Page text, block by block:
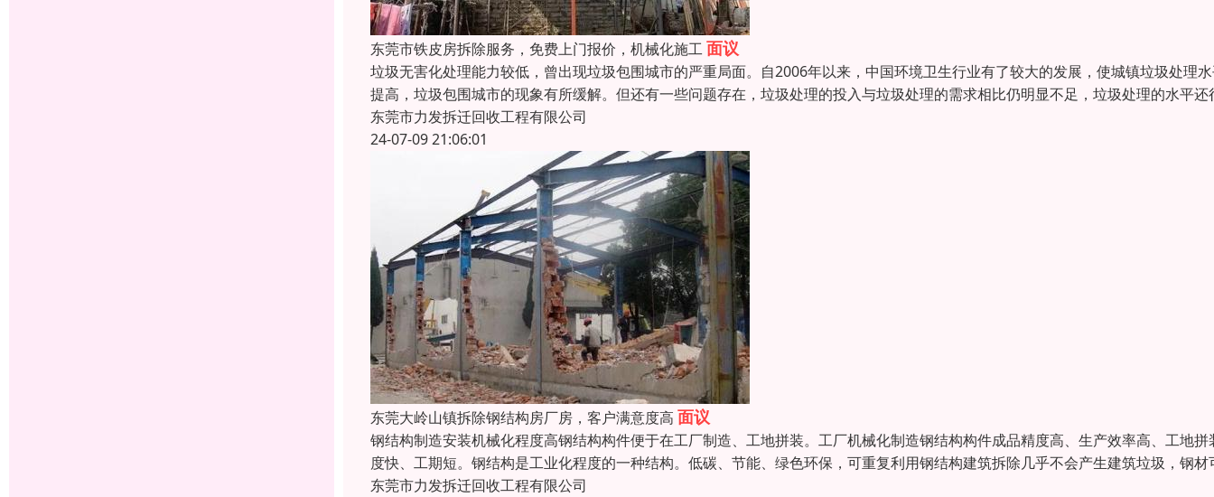
东莞市铁皮房拆除服务，免费上门报价，机械化施工面议
垃圾无害化处理能力较低，曾出现垃圾包围城市的严重局面。自2006年以来，中国环境卫生行业有了较大的发展，使城镇垃圾处理
提高，垃圾包围城市的现象有所缓解。但还有一些问题存在，垃圾处理的投入与垃圾处理的需求相比仍明显不足，垃圾处理的水平还
东莞市力发拆迁回收工程有限公司
24-07-09 21:06:01
东莞大岭山镇拆除钢结构房厂房，客户满意度高 面议
钢结构制造安装机械化程度高钢结构构件便于在工厂制造、工地拼装。工厂机械化制造钢结构构件成品精度高、生产效率高、工地拼
度快、工期短。钢结构是工业化程度的一种结构。低碳、节能、绿色环保，可重复利用钢结构建筑拆除几乎不会产生建筑垃圾，钢材
东莞市力发拆迁回收工程有限公司